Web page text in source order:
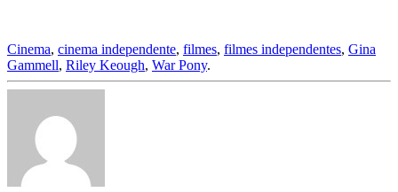
Cinema, cinema independente, filmes, filmes independentes, Gina
Gammell, Riley Keough, War Pony.